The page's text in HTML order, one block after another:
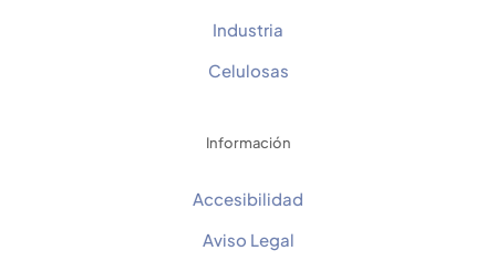
Industria
Celulosas
Información
Accesibilidad
Aviso Legal